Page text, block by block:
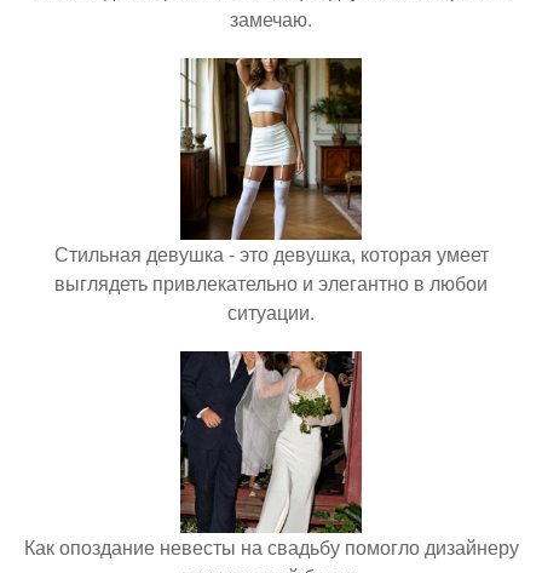
замечаю.
Стильная девушка - это девушка, которая умеет
выглядеть привлекательно и элегантно в любои
ситуации.
Как опоздание невесты на свадьбу помогло дизайнеру